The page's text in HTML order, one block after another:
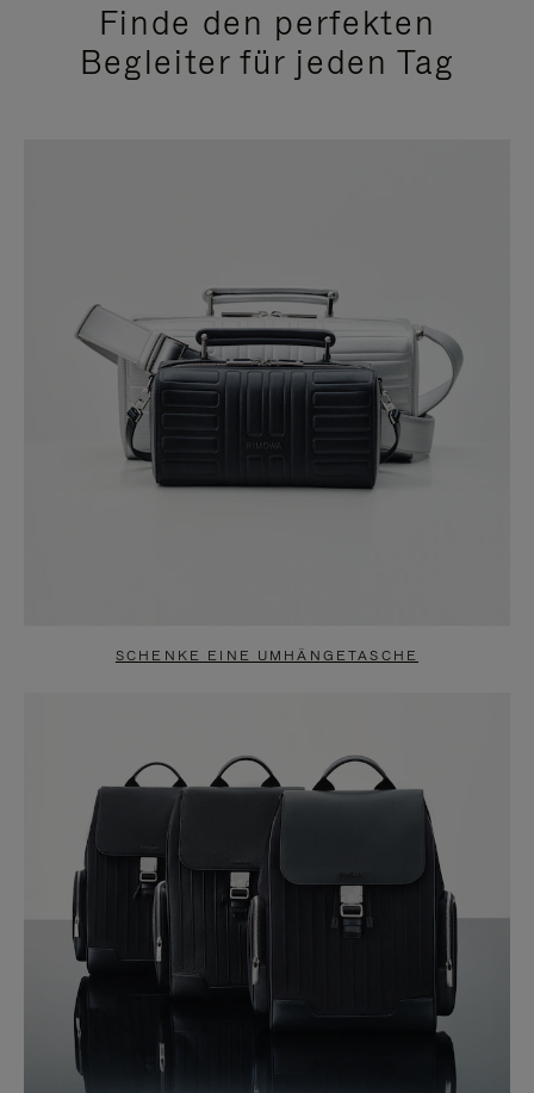
Finde den perfekten
Begleiter für jeden Tag
SCHENKE EINE UMHÄNGETASCHE